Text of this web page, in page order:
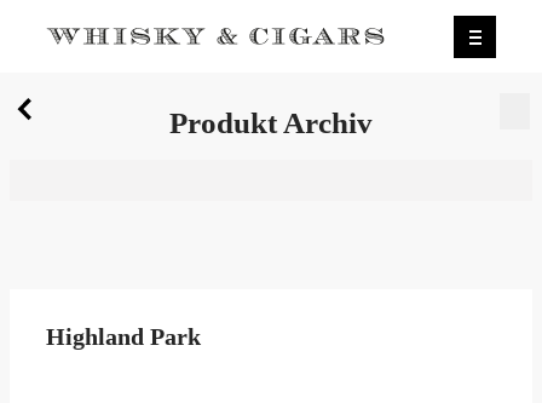
Wir wurden zum besten Whiskyshop Deutschlands
Produkt Archiv
Highland Park